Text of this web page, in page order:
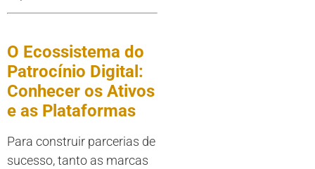
O Ecossistema do
Patrocínio Digital:
Conhecer os Ativos
e as Plataformas
Para construir parcerias de
sucesso, tanto as marcas